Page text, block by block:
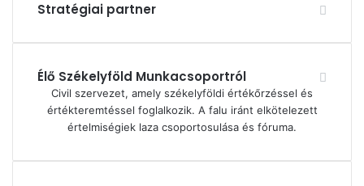
Stratégiai partner
Élő Székelyföld Munkacsoportról
Civil szervezet, amely székelyföldi értékőrzéssel és
értékteremtéssel foglalkozik. A falu iránt elkötelezett
értelmiségiek laza csoportosulása és fóruma.